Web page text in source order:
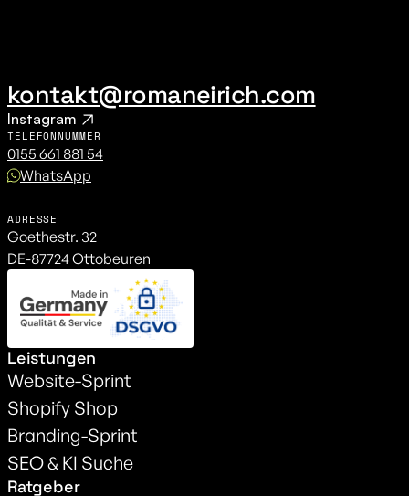
kontakt@romaneirich.com
Instagram
TELEFONNUMMER
0155 661 881 54
WhatsApp
ADRESSE
Goethestr. 32
DE-87724 Ottobeuren
Leistungen
Website-Sprint
Shopify Shop
Branding-Sprint
SEO & KI Suche
Ratgeber